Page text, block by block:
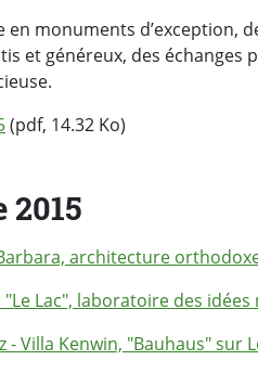
monuments d’exception,
et généreux, des échanges
(pdf, 14.32 Ko)
2015
architecture
"Le Lac", laboratoire des
- Villa Kenwin, "Bauhaus" sur